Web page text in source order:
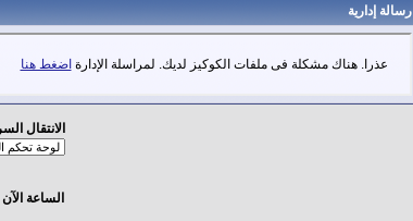
رسالة إدارية
عذرا. هناك مشكلة فى ملفات الكوكيز لديك. لمراسلة الإدارة اضغط هنا
الانتقال
الساعة الآن